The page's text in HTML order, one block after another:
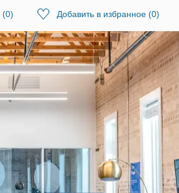
(0) Добавить в избранное (0)